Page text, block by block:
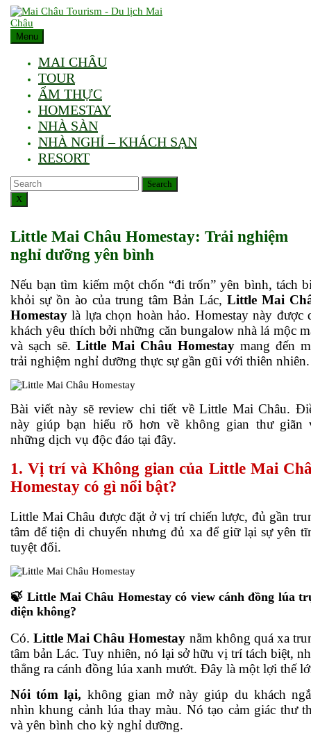
Skip
to
content
Menu
MAI CHÂU
TOUR
ẨM THỰC
HOMESTAY
NHÀ SÀN
NHÀ NGHỈ – KHÁCH SẠN
RESORT
Search
Search
X
Little Mai Châu Homestay: Trải nghiệm
nghỉ dưỡng yên bình
Nếu bạn tìm kiếm một chốn “đi trốn” yên bình, tách biệt
khỏi sự ồn ào của trung tâm Bản Lác, Little Mai
Homestay là lựa chọn hoàn hảo. Homestay này được
khách yêu thích bởi những căn bungalow nhà lá mộc
và sạch sẽ. Little Mai Châu Homestay mang đến
trải nghiệm nghỉ dưỡng thực sự gần gũi với thiên nhiên.
Bài viết này sẽ review chi tiết về Little Mai Châu.
này giúp bạn hiểu rõ hơn về không gian thư giãn
những dịch vụ độc đáo tại đây.
1. Vị trí và Không gian của Little Mai
Homestay có gì nổi bật?
Little Mai Châu được đặt ở vị trí chiến lược, đủ gần
tâm để tiện di chuyển nhưng đủ xa để giữ lại sự yên
tuyệt đối.
🍃 Little Mai Châu Homestay có view cánh đồng lúa
diện không?
Có.Little Mai Châu Homestay nằm không quá xa
tâm bản Lác. Tuy nhiên, nó lại sở hữu vị trí tách biệt,
thẳng ra cánh đồng lúa xanh mướt. Đây là một lợi thế
Nói tóm lại, không gian mở này giúp du khách
nhìn khung cảnh lúa thay màu. Nó tạo cảm giác thư
và yên bình cho kỳ nghỉ dưỡng.